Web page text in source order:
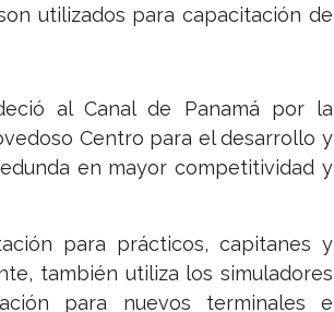
utilizados para capacitación de
al Canal de Panamá por la
Centro para el desarrollo y
en mayor competitividad y
para prácticos, capitanes y
también utiliza los simuladores
para nuevos terminales e